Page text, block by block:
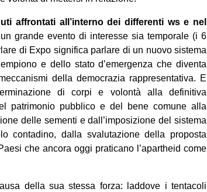
affrontati all’interno dei differenti ws e nel
grande evento di interesse sia temporale (i 6
di Expo significa parlare di un nuovo sistema
e dello stato d’emergenza che diventa
della democrazia rappresentativa. E
di corpi e volontà alla definitiva
patrimonio pubblico e del bene comune alla
delle sementi e dall’imposizione del sistema
contadino, dalla svalutazione della proposta
che ancora oggi praticano l’apartheid come
della sua stessa forza: laddove i tentacoli